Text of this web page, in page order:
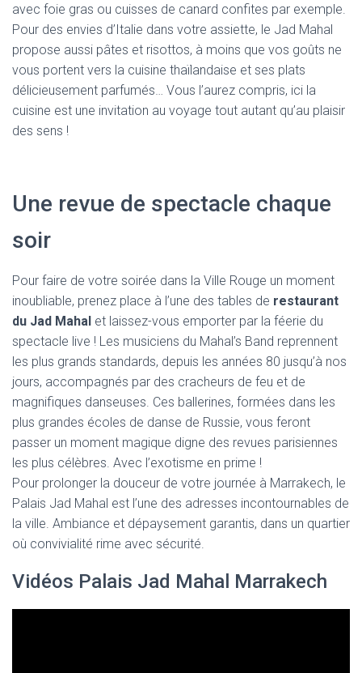
avec foie gras ou cuisses de canard confites par exemple.
Pour des envies d’Italie dans votre assiette, le Jad Mahal
propose aussi pâtes et risottos, à moins que vos goûts ne
vous portent vers la cuisine thaïlandaise et ses plats
délicieusement parfumés… Vous l’aurez compris, ici la
cuisine est une invitation au voyage tout autant qu’au plaisir
des sens !
Une revue de spectacle chaque
soir
Pour faire de votre soirée dans la Ville Rouge un moment
inoubliable, prenez place à l’une des tables de restaurant
du Jad Mahal et laissez-vous emporter par la féerie du
spectacle live ! Les musiciens du Mahal’s Band reprennent
les plus grands standards, depuis les années 80 jusqu’à nos
jours, accompagnés par des cracheurs de feu et de
magnifiques danseuses. Ces ballerines, formées dans les
plus grandes écoles de danse de Russie, vous feront
passer un moment magique digne des revues parisiennes
les plus célèbres. Avec l’exotisme en prime !
Pour prolonger la douceur de votre journée à Marrakech, le
Palais Jad Mahal est l’une des adresses incontournables de
la ville. Ambiance et dépaysement garantis, dans un quartier
où convivialité rime avec sécurité.
Vidéos Palais Jad Mahal Marrakech